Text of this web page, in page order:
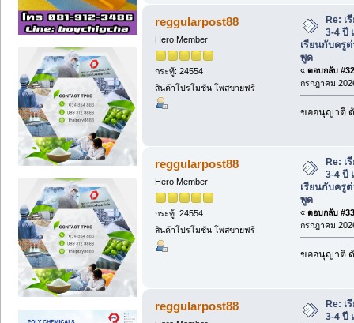
reggularpost88
Hero Member
กระทู้: 24554
สินค้าโปรโมชั่น โพสขายฟรี
Re: เ
3-4 ปี
เรียนกับครู
พูด
« ตอบกลับ
กรกฎาคม
ขออนุญาติ
reggularpost88
Hero Member
กระทู้: 24554
สินค้าโปรโมชั่น โพสขายฟรี
Re: เ
3-4 ปี
เรียนกับครู
พูด
« ตอบกลับ
กรกฎาคม
ขออนุญาติ
reggularpost88
Re: เ
3-4 ปี